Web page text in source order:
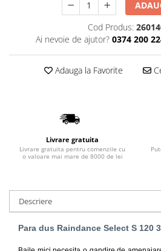
Lavoare freestanding
Lavoare pe mobilier
Lavoare suspendate,semipiedestal
Bideuri stative
Bideuri suspendate
Vase WC stative
Vase WC suspendate
WC pentru persoane cu dizabilitati
Cod Produs:
Ai nevoie de ajutor? 0374 200
Adauga la Favorite
Livrare gratuita
Livrare gratuita pentru comenzile cu
o valoare mai mare de 8000 de lei
Descriere
Para dus Raindance Select S 120